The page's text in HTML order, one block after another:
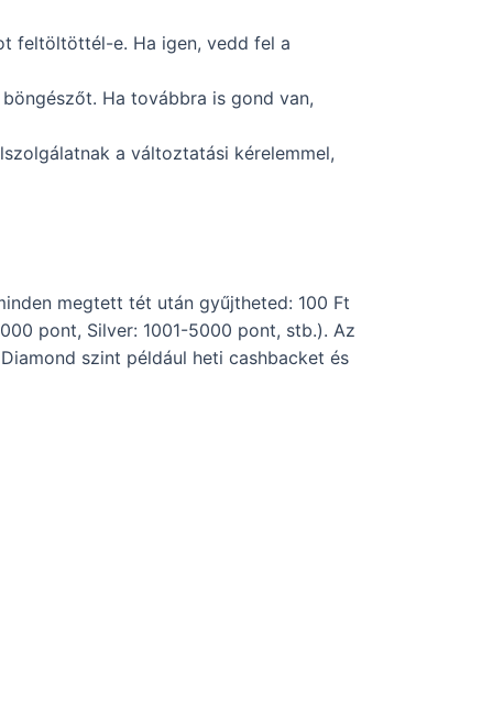
feltöltöttél-e. Ha igen, vedd fel a
Ha továbbra is gond van,
a változtatási kérelemmel,
megtett tét után gyűjtheted: 100 Ft
pont, Silver: 1001-5000 pont, stb.). Az
szint például heti cashbacket és